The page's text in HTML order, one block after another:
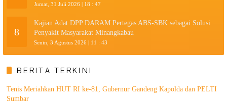
Jumat, 31 Juli 2026 | 18 : 47
8
Kajian Adat DPP DARAM Pertegas ABS-SBK sebagai Solusi
Penyakit Masyarakat Minangkabau
Senin, 3 Agustus 2026 | 11 : 43
BERITA TERKINI
Tenis Meriahkan HUT RI ke-81, Gubernur Gandeng Kapolda dan PELTI
Sumbar